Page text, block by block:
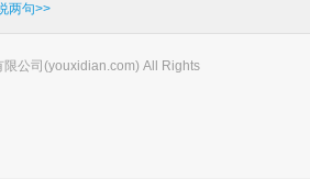
两句>>
公司(youxidian.com) All Rights